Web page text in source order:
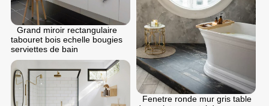
Grand miroir rectangulaire
tabouret bois echelle bougies
serviettes de bain
Fenetre ronde mur gris table